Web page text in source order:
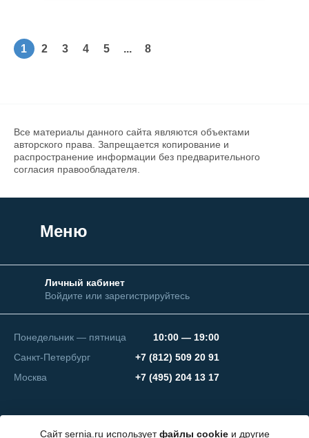
Сайт sernia.ru используетфайлы cookieи другие
1 2 3 4 5 ... 8
Все материалы данного сайта являются объектами
авторского права. Запрещается копирование и
распространение информации без предварительного
согласия правообладателя.
Меню
Личный кабинет
Войдите или зарегистрируйтесь
Понедельник — пятница
10:00 — 19:00
Санкт-Петербург
+7 (812) 509 20 91
Москва
+7 (495) 204 13 17